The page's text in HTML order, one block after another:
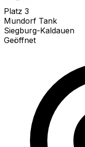
Platz 3
Mundorf Tank
Siegburg-Kaldauen
Geöffnet